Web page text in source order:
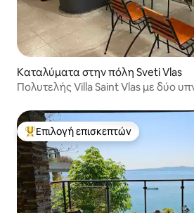
Καταλύματα στην πόλη Sveti Vlas
Πολυτελής Villa Saint Vlas με δύο
Κορυφαία επιλογή επισκεπτών
Επιλογή επισκεπτών